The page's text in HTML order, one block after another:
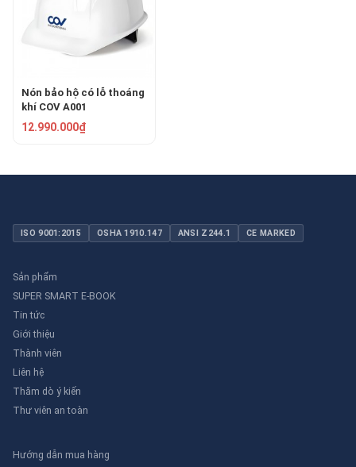
Nón bảo hộ có lỗ thoáng
khí COV A001
12.990.000₫
ISO 9001:2015 OSHA 1910.147 ANSI Z244.1 CE MARKED
Sản phẩm
SUPER SMART E-BOOK
Tin tức
Giới thiệu
Thành viên
Liên hệ
Thăm dò ý kiến
Thư viên an toàn
Hướng dẫn mua hàng